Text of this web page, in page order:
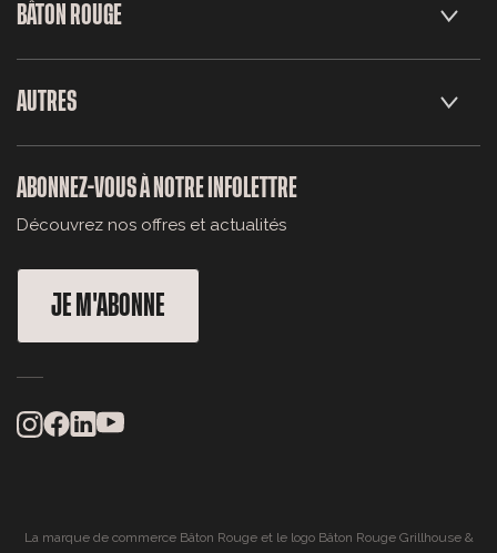
BÂTON ROUGE
AUTRES
ABONNEZ-VOUS À NOTRE INFOLETTRE
Découvrez nos offres et actualités
JE M'ABONNE
La marque de commerce Bâton Rouge et le logo Bâton Rouge Grillhouse &